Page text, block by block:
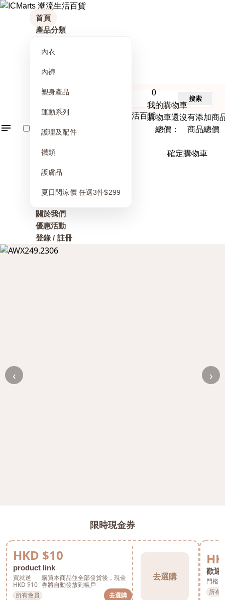
首頁
產品分類
內衣
內褲
塑身產品
運動系列
護理及配件
襪類
護膚品
夏日閃涼價 任選3件$299
關於我們
優惠活動
登錄 / 註冊
0
我的購物車
購物車還沒有添加商
總價： 商品總價
確定購物車
搜索
‹ ›
限時現金券
HKD $10
product link
買就送
HKD $10
購買本商品並全部發貨後，現金
券將自動發放到帳戶
所有會員
去選購
去選購
歡迎
門檻
所有